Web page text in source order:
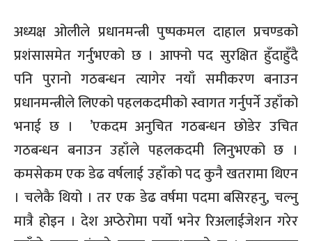
अध्यक्ष ओलीले प्रधानमन्त्री पुष्पकमल दाहाल प्रचण्डको
प्रशंसासमेत गर्नुभएको छ । आफ्नो पद सुरक्षित हुँदाहुँदै
पनि पुरानो गठबन्धन त्यागेर नयाँ समीकरण बनाउन
प्रधानमन्त्रीले लिएको पहलकदमीको स्वागत गर्नुपर्ने उहाँको
भनाई छ । ’एकदम अनुचित गठबन्धन छोडेर उचित
गठबन्धन बनाउन उहाँले पहलकदमी लिनुभएको छ ।
कमसेकम एक डेढ वर्षलाई उहाँको पद कुनै खतरामा थिएन
। चलेकै थियो । तर एक डेढ वर्षमा पदमा बसिरहनु, चल्नु
मात्रै होइन । देश अप्ठेरोमा पर्यो भनेर रिअलाईजेशन गरेर